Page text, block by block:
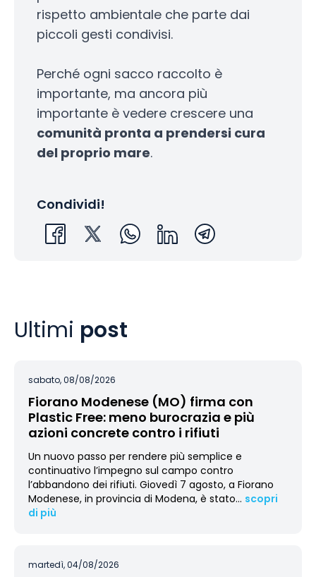
rispetto ambientale che parte dai
piccoli gesti condivisi.
Perché ogni sacco raccolto è
importante, ma ancora più
importante è vedere crescere una
comunità pronta a prendersi cura
del proprio mare.
Condividi!
Ultimi post
sabato, 08/08/2026
Fiorano Modenese (MO) firma con
Plastic Free: meno burocrazia e più
azioni concrete contro i rifiuti
Un nuovo passo per rendere più semplice e
continuativo l’impegno sul campo contro
l’abbandono dei rifiuti. Giovedì 7 agosto, a Fiorano
Modenese, in provincia di Modena, è stato… scopri
di più
martedì, 04/08/2026